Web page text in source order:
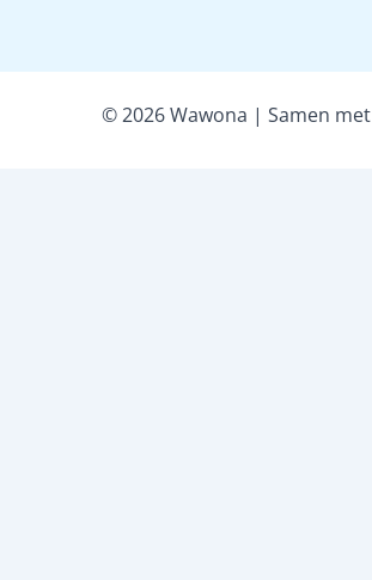
© 2026 Wawona | Samen met